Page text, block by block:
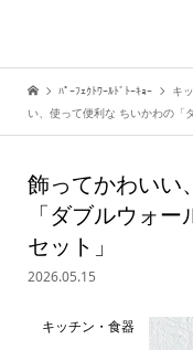
ﾊﾟｰﾌｪｸﾄﾜｰﾙﾄﾞﾄｰｷｮｰ キ
い、使って便利な ちいかわの「
飾ってかわいい
「ダブルウォ
セット」
2026.05.15
キッチン・食器